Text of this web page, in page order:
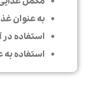
به عنوان
استفاده
استفاده